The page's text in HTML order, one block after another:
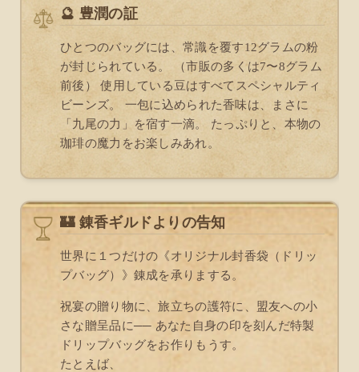
🔮 豊潤の証
ひとつのバッグには、常識を覆す12グラムの粉
が封じられている。 （市販の多くは7〜8グラム
前後） 使用している豆はすべてスペシャルティ
ビーンズ。 一包に込められた香味は、まさに
「九尾の力」を宿す一滴。 たっぷりと、本物の
珈琲の魔力をお楽しみあれ。
🏰 錬香ギルドよりの告知
世界に１つだけの《オリジナル封香袋（ドリッ
プバッグ）》錬成を承りまする。
祝宴の贈り物に、旅立ちの護符に、盟友への小
さな贈呈品に── あなた自身の印を刻んだ特製
ドリップバッグをお作りもうす。
たとえば、